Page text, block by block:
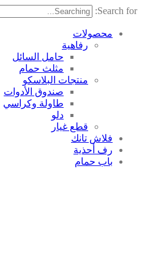
Search for:
محصولات
رفاهية
حامل السائل
مثلث حمام
منتجات البلاسکو
صندوق الأدوات
طاولة وكراسي
دلو
قطع غيار
فلاش تانك
رف أحذية
باب حمام